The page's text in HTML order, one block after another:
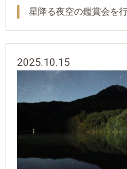
星降る夜空の鑑賞会を
2025.10.15